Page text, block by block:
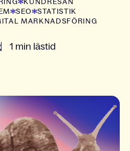
SEO
STATISTIK
MARKNADSFÖRING
1 min lästid